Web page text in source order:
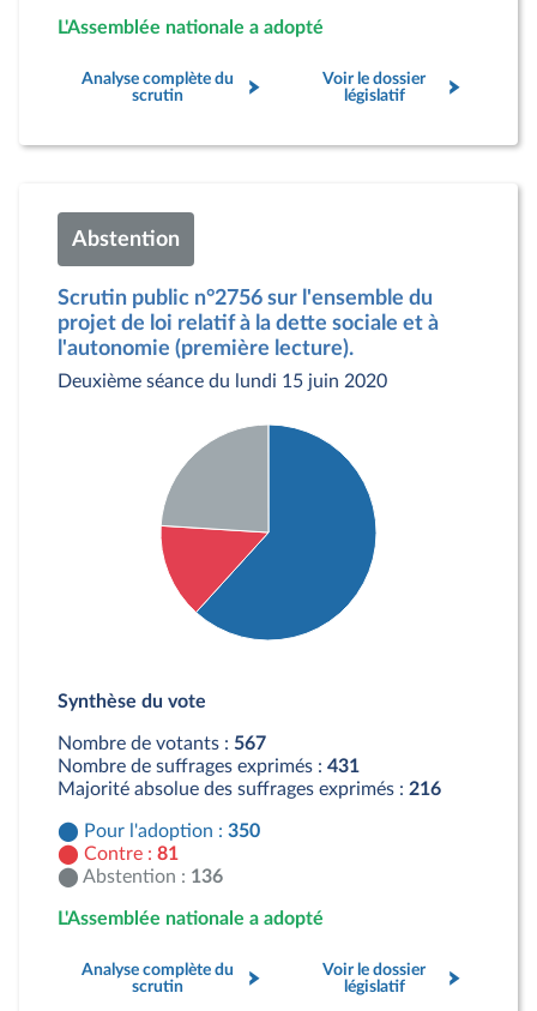
L'Assemblée nationale a adopté
Analyse complète du
scrutin
Voir le dossier
législatif
Abstention
Scrutin public n°2756 sur l'ensemble du
projet de loi relatif à la dette sociale et à
l'autonomie (première lecture).
Deuxième séance du lundi 15 juin 2020
Contre : 81 députés
Synthèse du vote
Nombre de votants : 567
Nombre de suffrages exprimés : 431
Majorité absolue des suffrages exprimés : 216
Pour l'adoption : 350
Contre : 81
Abstention : 136
L'Assemblée nationale a adopté
Analyse complète du
scrutin
Voir le dossier
législatif